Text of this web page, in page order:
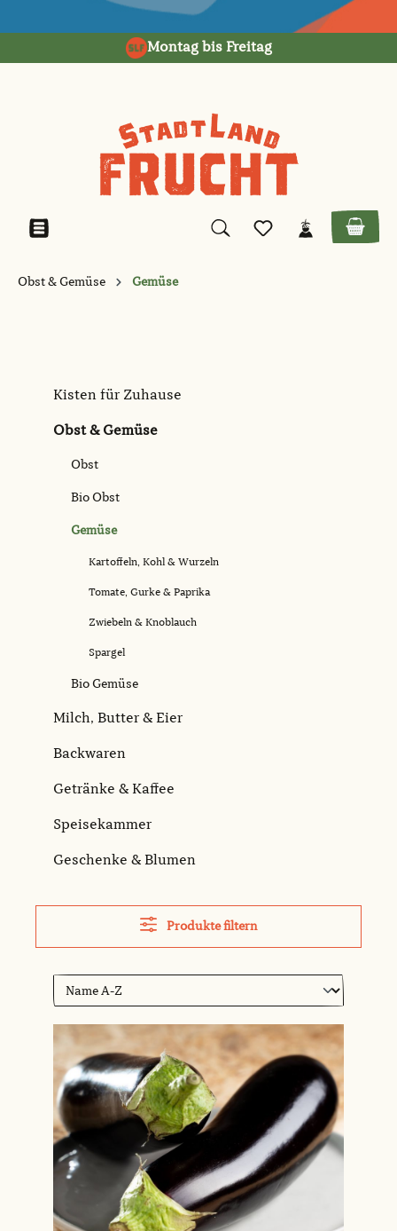
Montag bis Freitag
Obst & Gemüse Gemüse
Kisten für Zuhause
Obst & Gemüse
Obst
Bio Obst
Gemüse
Kartoffeln, Kohl & Wurzeln
Tomate, Gurke & Paprika
Zwiebeln & Knoblauch
Spargel
Bio Gemüse
Milch, Butter & Eier
Backwaren
Getränke & Kaffee
Speisekammer
Geschenke & Blumen
Produkte filtern